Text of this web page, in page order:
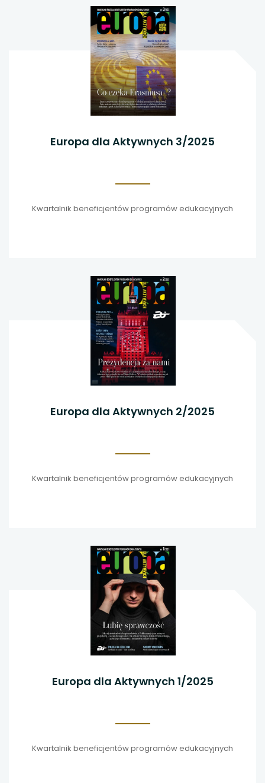
Europa dla Aktywnych 3/2025
Kwartalnik beneficjentów programów edukacyjnych
Europa dla Aktywnych 2/2025
Kwartalnik beneficjentów programów edukacyjnych
Europa dla Aktywnych 1/2025
Kwartalnik beneficjentów programów edukacyjnych